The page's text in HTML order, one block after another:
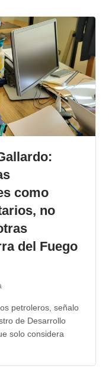
como
no
del Fuego
petroleros, señalo
de Desarrollo
solo considera